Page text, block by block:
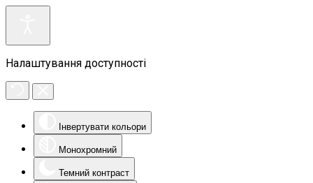
Налаштування доступності
Інвертувати кольори
Монохромний
Темний контраст